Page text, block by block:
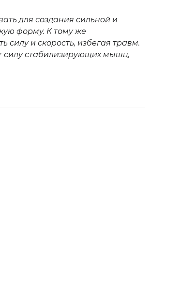
для создания сильной и
форму. К тому же
и скорость, избегая травм.
силу стабилизирующих мышц,